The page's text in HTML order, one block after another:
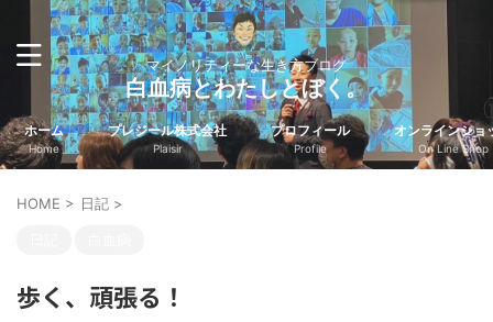
マイノリティーな生き方ブログ
白血病とわたしとぼく。
ホーム
Home
プレジール株式会社
Plaisir
プロフィール
Profile
オンラインショ
On Line Shop
HOME > 日記 >
歩く、頑張る！